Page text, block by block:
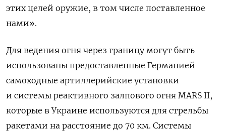
этих целей оружие, в том числе поставленное
нами».
Для ведения огня через границу могут быть
использованы предоставленные Германией
самоходные артиллерийские установки
и системы реактивного залпового огня MARS II,
которые в Украине используются для стрельбы
ракетами на расстояние до 70 км. Системы